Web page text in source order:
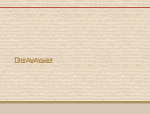
Предыдущая